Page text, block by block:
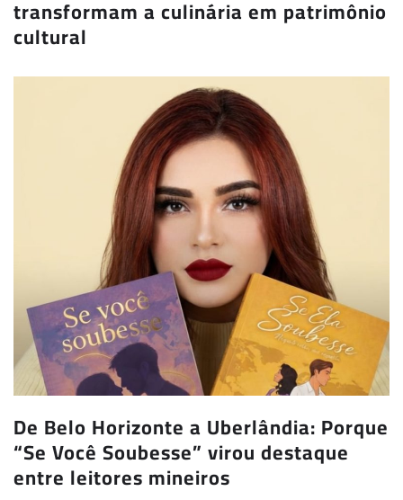
transformam a culinária em patrimônio
cultural
De Belo Horizonte a Uberlândia: Porque
“Se Você Soubesse” virou destaque
entre leitores mineiros